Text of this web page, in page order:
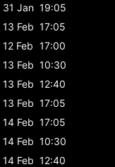
31 Jan 19:05
13 Feb 17:05
12 Feb 17:00
13 Feb 10:30
13 Feb 12:40
13 Feb 17:05
14 Feb 17:05
14 Feb 10:30
14 Feb 12:40